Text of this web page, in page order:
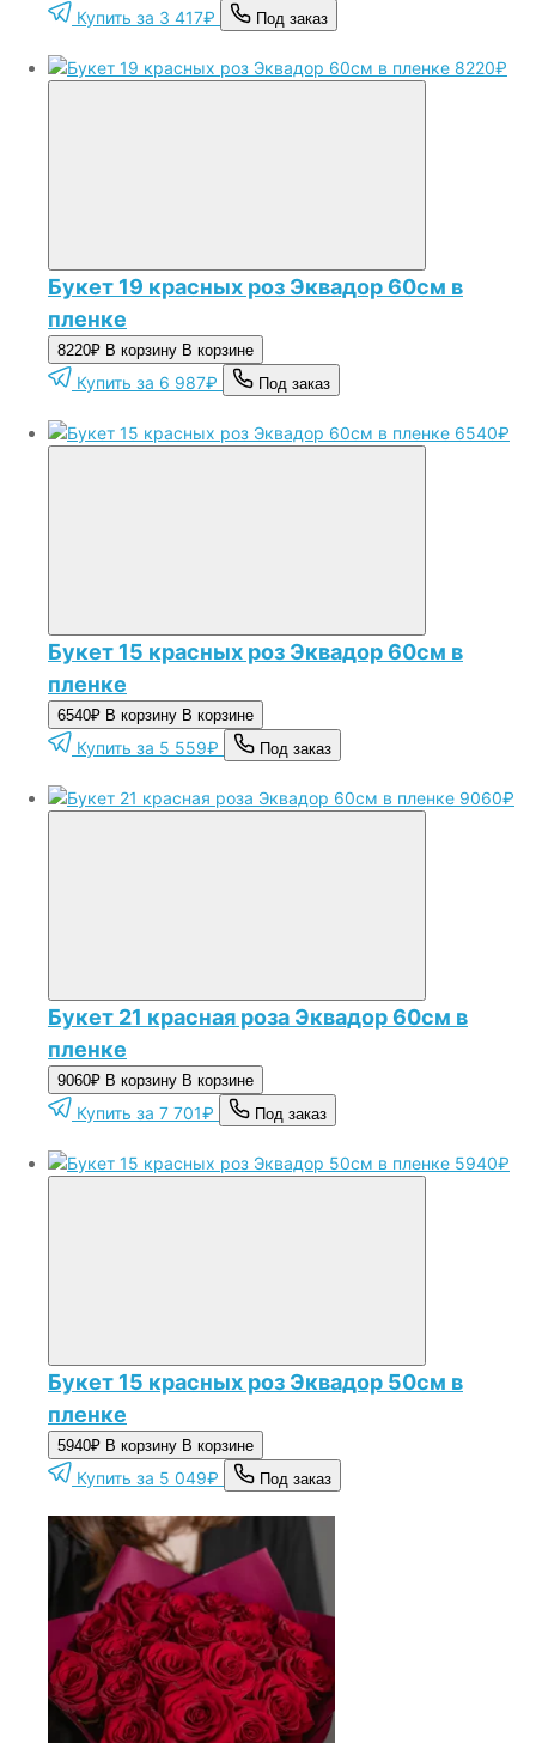
Купить за 3 417₽ Под заказ
8220₽
Букет 19 красных роз Эквадор 60см в
пленке
8220₽ В корзину В корзине
Купить за 6 987₽ Под заказ
6540₽
Букет 15 красных роз Эквадор 60см в
пленке
6540₽ В корзину В корзине
Купить за 5 559₽ Под заказ
9060₽
Букет 21 красная роза Эквадор 60см в
пленке
9060₽ В корзину В корзине
Купить за 7 701₽ Под заказ
5940₽
Букет 15 красных роз Эквадор 50см в
пленке
5940₽ В корзину В корзине
Купить за 5 049₽ Под заказ